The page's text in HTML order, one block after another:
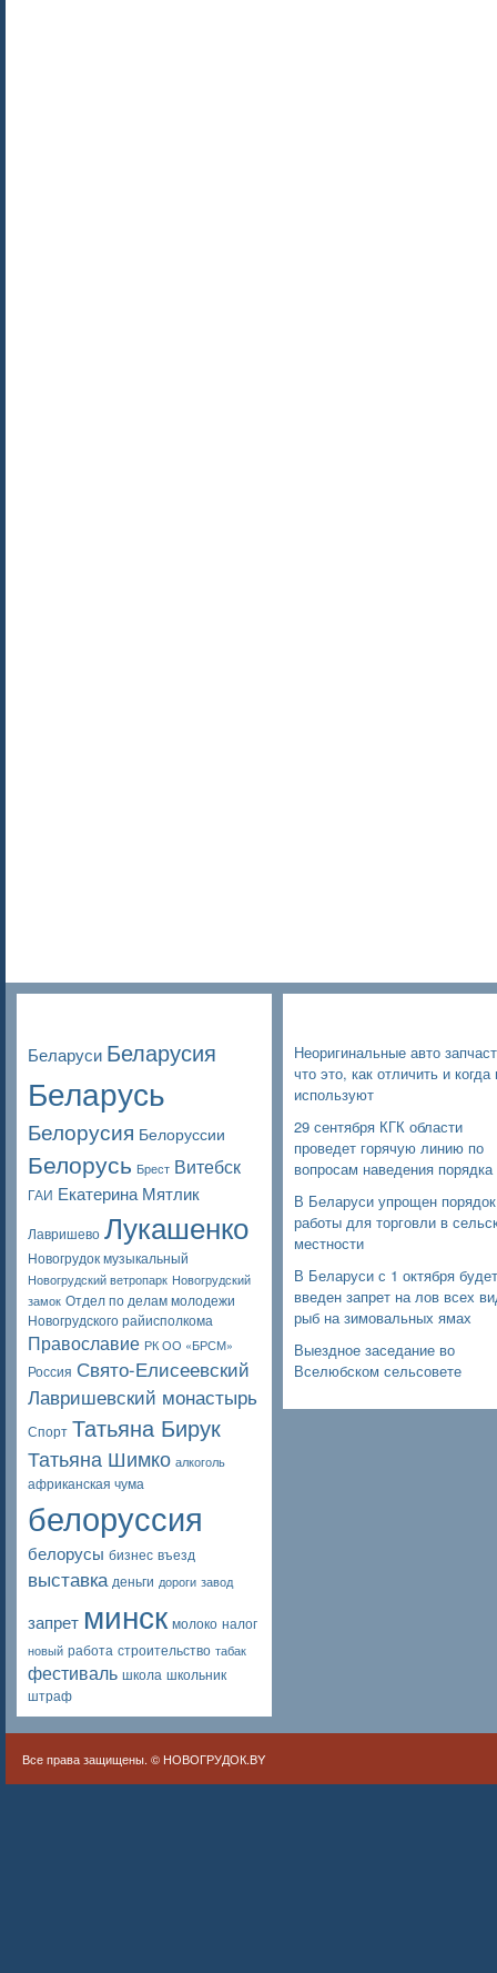
Беларуси Беларусия
Беларусь
Белорусия Белоруссии
Белорусь Брест Витебск
ГАИ Екатерина Мятлик
Лавришево Лукашенко
Новогрудок музыкальный
Новогрудский ветропарк Новогрудский
замок Отдел по делам молодежи
Новогрудского райисполкома
Православие РК ОО «БРСМ»
Россия Свято-Елисеевский
Лавришевский монастырь
Спорт Татьяна Бирук
Татьяна Шимко алкоголь
африканская чума
белоруссия
белорусы бизнес въезд
выставка деньги дороги завод
запрет минск молоко налог
новый работа строительство табак
фестиваль школа школьник
штраф
Неоригинальные авто
что это, как отличить и когда
используют
29 сентября КГК области
проведет горячую линию по
вопросам наведения порядка
В Беларуси упрощен порядок
работы для торговли в
местности
В Беларуси с 1 октября будет
введен запрет на лов всех
рыб на зимовальных ямах
Выездное заседание во
Вселюбском сельсовете
Все права защищены. © НОВОГРУДОК.BY